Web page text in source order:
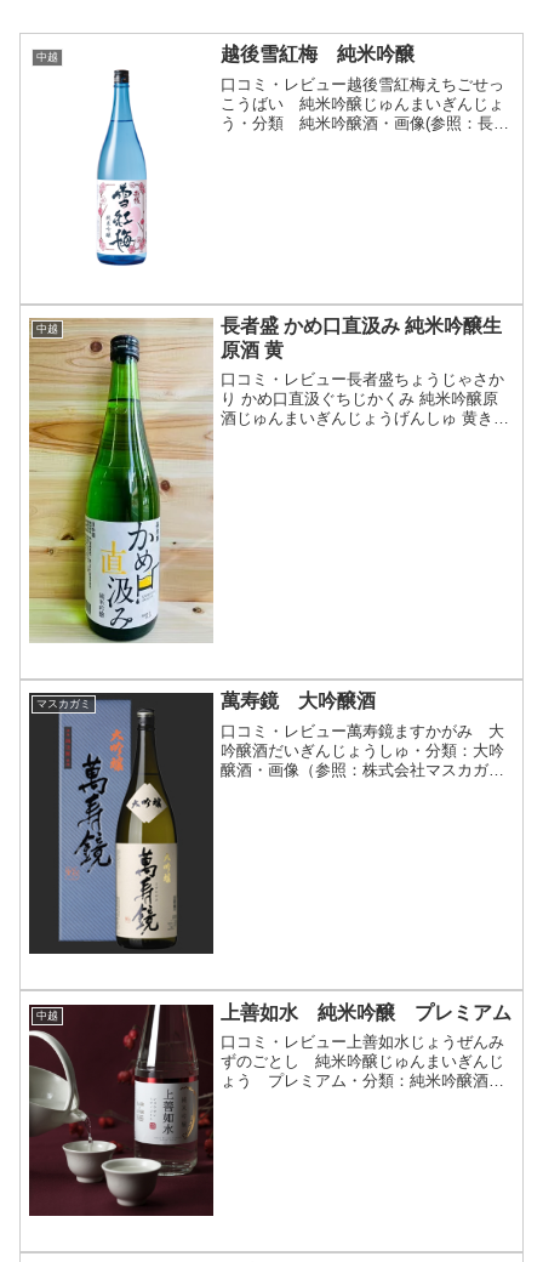
中越 越後雪紅梅 純米吟醸
口コミ・レビュー越後雪紅梅えちごせっ
こうばい 純米吟醸じゅんまいぎんじょ
う・分類 純米吟醸酒・画像(参照：長谷
中越
長者盛 かめ口直汲み 純米吟醸生
原酒 黄
口コミ・レビュー長者盛ちょうじゃさか
り かめ口直汲ぐちじかくみ 純米吟醸原
酒じゅんまいぎんじょうげんしゅ 黄き・
マスカガミ 萬寿鏡 大吟醸酒
口コミ・レビュー萬寿鏡ますかがみ 大
吟醸酒だいぎんじょうしゅ・分類：大吟
醸酒・画像（参照：株式会社マスカガ
中越 上善如水 純米吟醸 プレミアム
口コミ・レビュー上善如水じょうぜんみ
ずのごとし 純米吟醸じゅんまいぎんじ
ょう プレミアム・分類：純米吟醸酒・